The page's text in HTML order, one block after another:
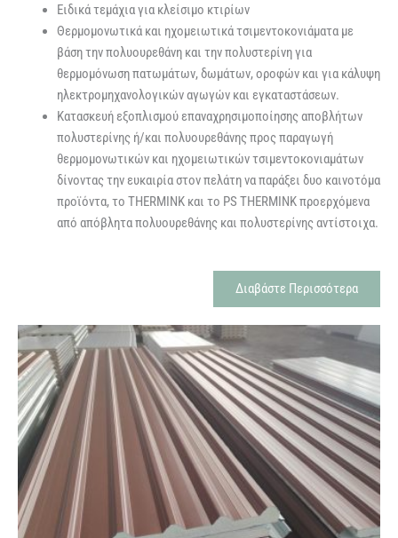
Ειδικά τεμάχια για κλείσιμο κτιρίων
Θερμομονωτικά και ηχομειωτικά τσιμεντοκονιάματα με
βάση την πολυουρεθάνη και την πολυστερίνη για
θερμομόνωση πατωμάτων, δωμάτων, οροφών και για κάλυψη
ηλεκτρομηχανολογικών αγωγών και εγκαταστάσεων.
Κατασκευή εξοπλισμού επαναχρησιμοποίησης αποβλήτων
πολυστερίνης ή/και πολυουρεθάνης προς παραγωγή
θερμομονωτικών και ηχομειωτικών τσιμεντοκονιαμάτων
δίνοντας την ευκαιρία στον πελάτη να παράξει δυο καινοτόμα
προϊόντα, το THERMINK και το PS THERMINK προερχόμενα
από απόβλητα πολυουρεθάνης και πολυστερίνης αντίστοιχα.
Διαβάστε Περισσότερα